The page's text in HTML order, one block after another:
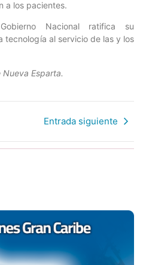
a los pacientes.
Nacional ratifica su
tecnología al servicio de las y los
Esparta.
Entrada siguiente